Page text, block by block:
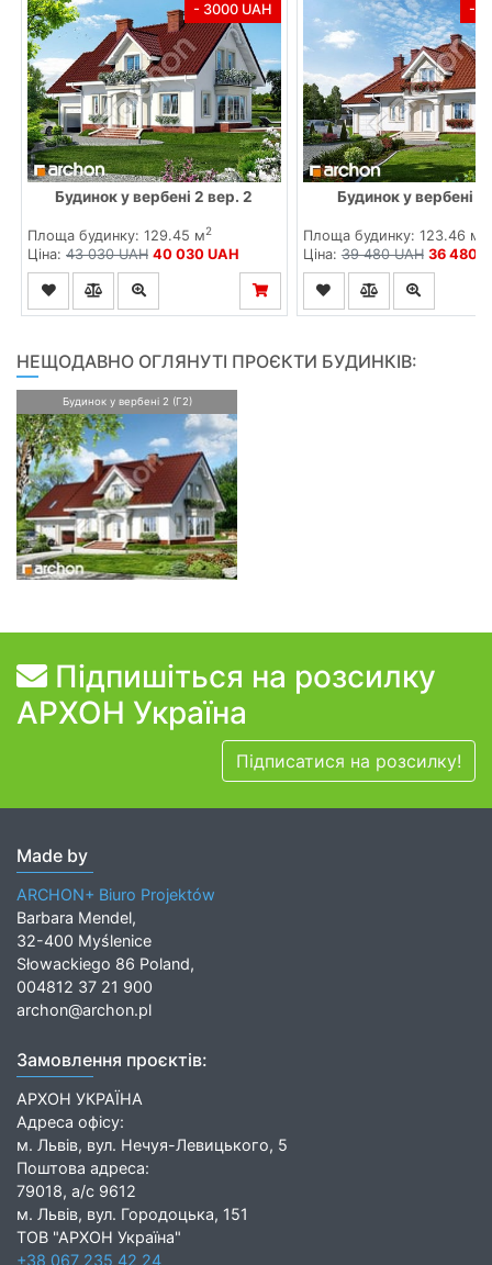
- 3000 UAH
Будинок у вербені 2 вер. 2
Площа будинку: 129.45 м2
Ціна: 43 030 UAH 40 030 UAH
-
Будинок у вербені
Площа будинку: 123.46 м
Ціна:39 480 UAH 36 480
НЕЩОДАВНО ОГЛЯНУТІ ПРОЄКТИ БУДИНКІВ:
Будинок у вербені 2 (Г2)
Підпишіться на розсилку
АРХОН Україна
Підписатися на розсилку!
Made by
ARCHON+ Biuro Projektów
Barbara Mendel,
32-400 Myślenice
Słowackiego 86 Poland,
004812 37 21 900
archon@archon.pl
Замовлення проєктів:
АРХОН УКРАЇНА
Адреса офісу:
м. Львів, вул. Нечуя-Левицького, 5
Поштова адреса:
79018, а/с 9612
м. Львів, вул. Городоцька, 151
ТОВ "АРХОН Україна"
+38 067 235 42 24